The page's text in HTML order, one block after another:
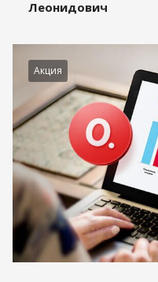
Леонидович
Акция